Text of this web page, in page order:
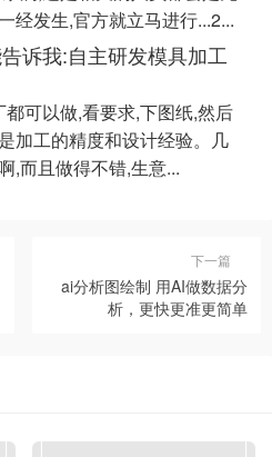
经发生,官方就立马进行...2...
诉我:自主研发模具加工
可以做,看要求,下图纸,然后
加工的精度和设计经验。几
,而且做得不错,生意...
下一篇
ai分析图绘制 用AI做数据分
析，更快更准更简单